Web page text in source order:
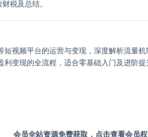
税及总结。
短视频平台的运营与变现，深度解析流量
利变现的全流程，适合零基础入门及进阶
会员全站资源免费获取，点击查看会员